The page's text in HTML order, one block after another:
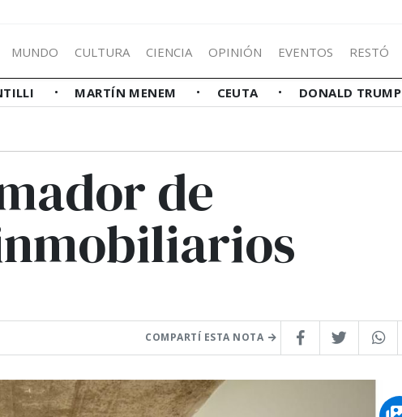
MUNDO CULTURA CIENCIA OPINIÓN EVENTOS RESTÓ
MARTÍN MENEM CEUTA DONALD TRUMP
de
COMPARTÍ ESTA NOTA